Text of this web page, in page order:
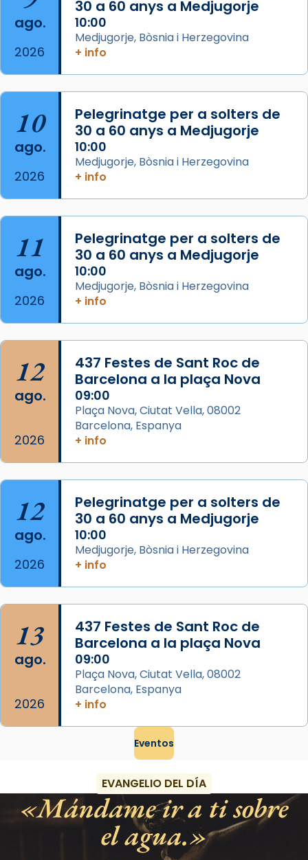
2 weeks ago
Aquest dilluns, 27 de juliol, ha tingut lloc la
missa d’acció de gràcies en agraïment al
comitè organitzador de la visita apostòlica
del Sant Pare Lleó XIV a Barcelona, i als
col·laboradors, a la Catedral de Barcelona.
L’arquebisbe de Barcelona, el cardenal Joan
Josep Omella, ha presidit la missa i l’ha
concelebrat el bisbe auxiliar de Barcelona,
Mons. David Abadías.
📸 Dr. G. Simón
Foto
View on Facebook · Share
Arquebisbat de Barcelona
2 weeks ago
Acompanyant la història de sant Cugat, a
partir de l’Edat Mitjana sorgeix la tradició
que les santes Juliana (“relatiu a Júlia”) i
Semproniana (“relatiu a Semprònia =
eterna”) són deixebles seves. I l’any 1667, el
frare Joan Gaspar Roig, afirma en una obra
que les santes són filles de l’antiga Iluro.
Mataró en reivindicarà les relíq
Foto
View on Facebook ·
ago.
2026
30 a 60 anys a Medjugorje
10:00
Medjugorje, Bòsnia i Herzegovina
+ info
10
ago.
2026
Pelegrinatge per a solters de
30 a 60 anys a Medjugorje
10:00
Medjugorje, Bòsnia i Herzegovina
+ info
11
ago.
2026
Pelegrinatge per a solters de
30 a 60 anys a Medjugorje
10:00
Medjugorje, Bòsnia i Herzegovina
+ info
12
ago.
2026
437 Festes de Sant Roc de
Barcelona a la plaça Nova
09:00
Plaça Nova, Ciutat Vella, 08002
Barcelona, Espanya
+ info
12
ago.
2026
Pelegrinatge per a solters de
30 a 60 anys a Medjugorje
10:00
Medjugorje, Bòsnia i Herzegovina
+ info
13
ago.
2026
437 Festes de Sant Roc de
Barcelona a la plaça Nova
09:00
Plaça Nova, Ciutat Vella, 08002
Barcelona, Espanya
+ info
Eventos
EVANGELIO DEL DÍA
Mándame ir a ti sobre
el agua.